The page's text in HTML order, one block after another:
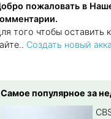
пожаловать в
того чтобы оставить
Создать новый
Самое популярное за